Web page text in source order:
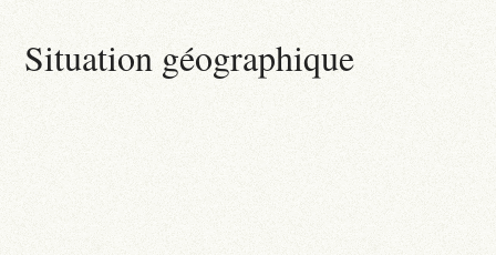
Situation géographique